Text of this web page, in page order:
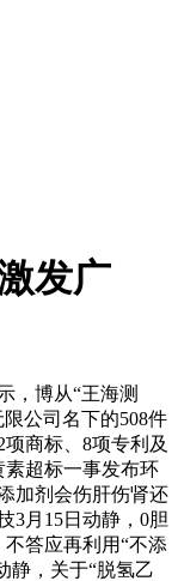
发广
博从“王海测
公司名下的508件
商标、8项专利及
超标一事发布环
加剂会伤肝伤肾还
3月15日动静，0胆
答应再利用“不添
静，关于“脱氢乙